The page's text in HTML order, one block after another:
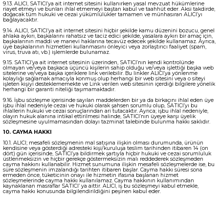
9.13. ALICI, SATICI’ya ait internet sitesini kullanırken yasal mevzuat hükümlerine
riayet etmeyi ve bunları ihlal etmemeyi baştan kabul ve taahhüt eder. Aksi takdirde,
doğacak tüm hukuki ve cezai yükümlülükler tamamen ve münhasıran ALICI’yı
bağlayacaktır.
9.14. ALICI, SATICI’ya ait internet sitesini hiçbir şekilde kamu düzenini bozucu, genel
ahlaka aykırı, başkalarını rahatsız ve taciz edici şekilde, yasalara aykırı bir amaç için,
başkalarının maddi ve manevi haklarına tecavüz edecek şekilde kullanamaz. Ayrıca,
üye başkalarının hizmetleri kullanmasını önleyici veya zorlaştırıcı faaliyet (spam,
virus, truva atı, vb.) işlemlerde bulunamaz.
9.15. SATICI’ya ait internet sitesinin üzerinden, SATICI’nın kendi kontrolünde
olmayan ve/veya başkaca üçüncü kişilerin sahip olduğu ve/veya işlettiği başka web
sitelerine ve/veya başka içeriklere link verilebilir. Bu linkler ALICI’ya yönlenme
kolaylığı sağlamak amacıyla konmuş olup herhangi bir web sitesini veya o siteyi
işleten kişiyi desteklememekte ve Link verilen web sitesinin içerdiği bilgilere yönelik
herhangi bir garanti niteliği taşımamaktadır.
9.16. İşbu sözleşme içerisinde sayılan maddelerden bir ya da birkaçını ihlal eden üye
işbu ihlal nedeniyle cezai ve hukuki olarak şahsen sorumlu olup, SATICI’yı bu
ihlallerin hukuki ve cezai sonuçlarından ari tutacaktır. Ayrıca; işbu ihlal nedeniyle,
olayın hukuk alanına intikal ettirilmesi halinde, SATICI’nın üyeye karşı üyelik
sözleşmesine uyulmamasından dolayı tazminat talebinde bulunma hakkı saklıdır.
10. CAYMA HAKKI
10.1. ALICI; mesafeli sözleşmenin mal satışına ilişkin olması durumunda, ürünün
kendisine veya gösterdiği adresteki kişi/kuruluşa teslim tarihinden itibaren 14 (on
dört) gün içerisinde, SATICI’ya bildirmek şartıyla hiçbir hukuki ve cezai sorumluluk
üstlenmeksizin ve hiçbir gerekçe göstermeksizin malı reddederek sözleşmeden
cayma hakkını kullanabilir. Hizmet sunumuna ilişkin mesafeli sözleşmelerde ise, bu
süre sözleşmenin imzalandığı tarihten itibaren başlar. Cayma hakkı süresi sona
ermeden önce, tüketicinin onayı ile hizmetin ifasına başlanan hizmet
sözleşmelerinde cayma hakkı kullanılamaz. Cayma hakkının kullanımından
kaynaklanan masraflar SATICI’ ya aittir. ALICI, iş bu sözleşmeyi kabul etmekle,
cayma hakkı konusunda bilgilendirildiğini peşinen kabul eder.